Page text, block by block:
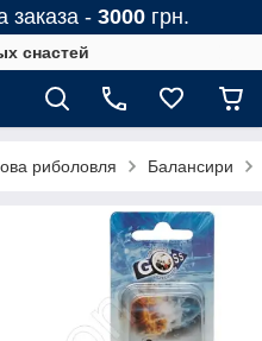
заказа - 3000 грн.
снастей
риболовля Балансири